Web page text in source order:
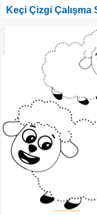
Keçi Çizgi Çalışma